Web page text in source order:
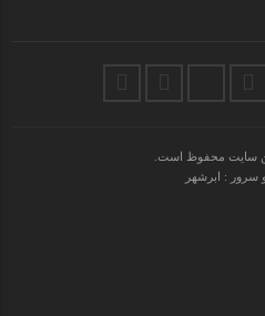
سایت محفوظ است.
و سرور : ابرشهر